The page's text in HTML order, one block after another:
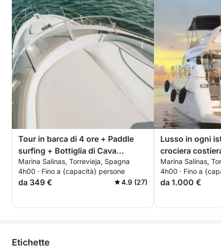
Tour in barca di 4 ore + Paddle
surfing + Bottiglia di Cava
premium - TUTTO INCLUSO
Marina Salinas, Torrevieja, Spagna
4h00 · Fino a {capacità} persone
da 349 € 4.9 (27)
Lusso in ogni
crociera
Marina Salinas,
4h00 · Fino a
da 1.000 €
Etichette